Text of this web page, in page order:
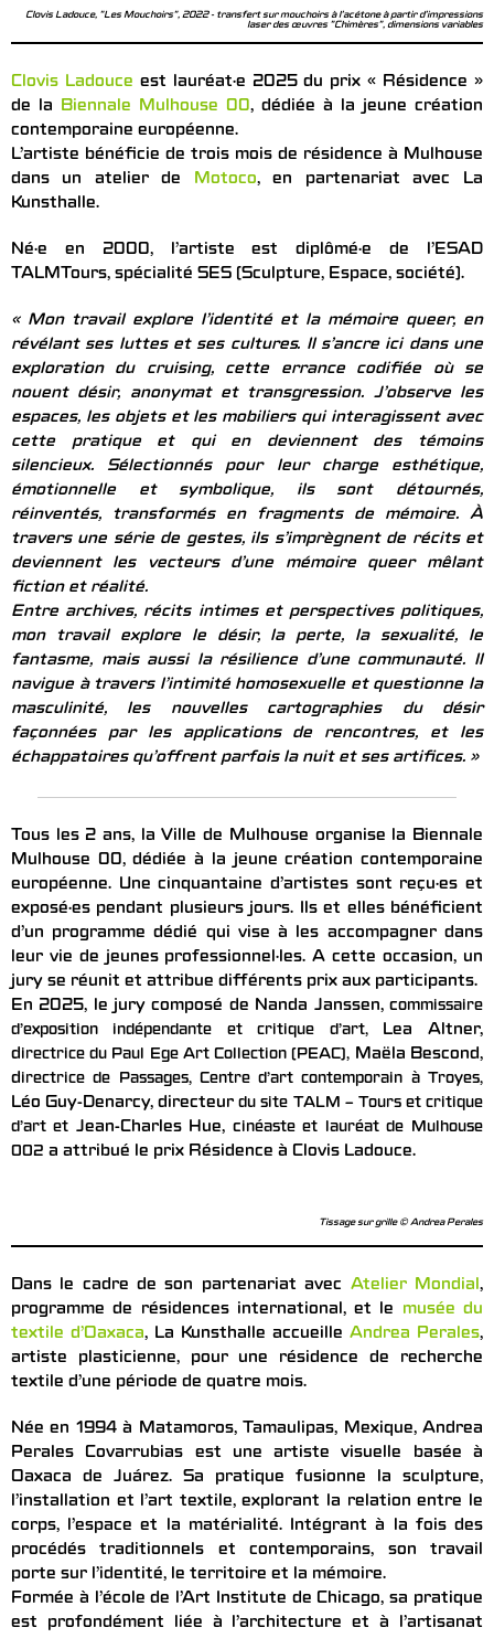
Clovis Ladouce, "Les Mouchoirs", 2022 - transfert sur mouchoirs à l’acétone à partir d’impressions
laser des œuvres "Chimères", dimensions variables
Clovis Ladouce est lauréat·e 2025 du prix « Résidence »
de la Biennale Mulhouse 00, dédiée à la jeune création
contemporaine européenne.
L’artiste bénéficie de trois mois de résidence à Mulhouse
dans un atelier de Motoco, en partenariat avec La
Kunsthalle.
Né·e en 2000, l’artiste est diplômé·e de l’ESAD
TALMTours, spécialité SES (Sculpture, Espace, société).
« Mon travail explore l’identité et la mémoire queer, en
révélant ses luttes et ses cultures. Il s’ancre ici dans une
exploration du cruising, cette errance codifiée où se
nouent désir, anonymat et transgression. J’observe les
espaces, les objets et les mobiliers qui interagissent avec
cette pratique et qui en deviennent des témoins
silencieux. Sélectionnés pour leur charge esthétique,
émotionnelle et symbolique, ils sont détournés,
réinventés, transformés en fragments de mémoire. À
travers une série de gestes, ils s’imprègnent de récits et
deviennent les vecteurs d’une mémoire queer mêlant
fiction et réalité.
Entre archives, récits intimes et perspectives politiques,
mon travail explore le désir, la perte, la sexualité, le
fantasme, mais aussi la résilience d’une communauté. Il
navigue à travers l’intimité homosexuelle et questionne la
masculinité, les nouvelles cartographies du désir
façonnées par les applications de rencontres, et les
échappatoires qu’offrent parfois la nuit et ses artifices. »
Tous les 2 ans, la Ville de Mulhouse organise la Biennale
Mulhouse 00, dédiée à la jeune création contemporaine
européenne. Une cinquantaine d’artistes sont reçu·es et
exposé·es pendant plusieurs jours. Ils et elles bénéficient
d’un programme dédié qui vise à les accompagner dans
leur vie de jeunes professionnel·les. A cette occasion, un
jury se réunit et attribue différents prix aux participants.
En 2025, le jury composé de Nanda Janssen, commissaire
d’exposition indépendante et critique d’art, Lea Altner,
directrice du Paul Ege Art Collection (PEAC), Maëla Bescond,
directrice de Passages, Centre d’art contemporain à Troyes,
Léo Guy-Denarcy, directeur du site TALM – Tours et critique
d’art et Jean-Charles Hue, cinéaste et lauréat de Mulhouse
002 a attribué le prix Résidence à Clovis Ladouce.
Tissage sur grille © Andrea Perales
Dans le cadre de son partenariat avec Atelier Mondial,
programme de résidences international, et le musée du
textile d’Oaxaca, La Kunsthalle accueille Andrea Perales,
artiste plasticienne, pour une résidence de recherche
textile d’une période de quatre mois.
Née en 1994 à Matamoros, Tamaulipas, Mexique, Andrea
Perales Covarrubias est une artiste visuelle basée à
Oaxaca de Juárez. Sa pratique fusionne la sculpture,
l’installation et l’art textile, explorant la relation entre le
corps, l’espace et la matérialité. Intégrant à la fois des
procédés traditionnels et contemporains, son travail
porte sur l’identité, le territoire et la mémoire.
Formée à l’école de l’Art Institute de Chicago, sa pratique
est profondément liée à l’architecture et à l’artisanat